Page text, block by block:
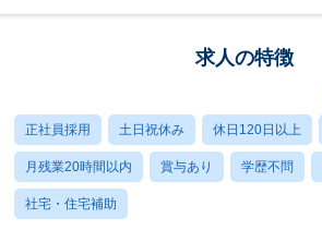
求人の特徴
正社員採用 土日祝休み 休日120日以上
月残業20時間以内 賞与あり 学歴不問
社宅・住宅補助